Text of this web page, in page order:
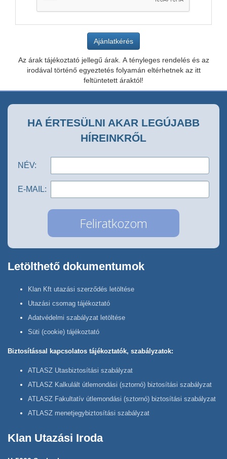
Az árak tájékoztató jellegű árak. A tényleges rendelés és az
irodával történő egyeztetés folyamán eltérhetnek az itt
feltüntetett áraktól!
HA ÉRTESÜLNI AKAR LEGÚJABB
HÍREINKRŐL
NÉV:
E-MAIL:
Letölthető dokumentumok
Klan Kft utazási szerződés letöltése
Utazási csomag tájékoztató
Adatvédelmi szabályzat letöltése
Süti (cookie) tájékoztató
Biztosítással kapcsolatos tájékoztatók, szabályzatok:
ATLASZ Utasbiztosítási szabályzat
ATLASZ Kalkulált útlemondási (sztornó) biztosítási szabályzat
ATLASZ Fakultatív útlemondási (sztornó) biztosítási szabályzat
ATLASZ menetjegybiztosítási szabályzat
Klan Utazási Iroda